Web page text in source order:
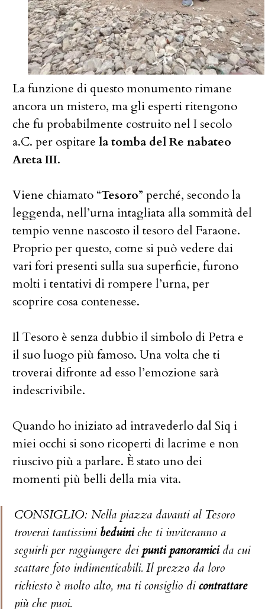
La funzione di questo monumento rimane
ancora un mistero, ma gli esperti ritengono
che fu probabilmente costruito nel I secolo
a.C. per ospitare la tomba del Re nabateo
Areta III.
Viene chiamato “Tesoro” perché, secondo la
leggenda, nell’urna intagliata alla sommità del
tempio venne nascosto il tesoro del Faraone.
Proprio per questo, come si può vedere dai
vari fori presenti sulla sua superficie, furono
molti i tentativi di rompere l’urna, per
scoprire cosa contenesse.
Il Tesoro è senza dubbio il simbolo di Petra e
il suo luogo più famoso. Una volta che ti
troverai difronte ad esso l’emozione sarà
indescrivibile.
Quando ho iniziato ad intravederlo dal Siq i
miei occhi si sono ricoperti di lacrime e non
riuscivo più a parlare. È stato uno dei
momenti più belli della mia vita.
CONSIGLIO: Nella piazza davanti al Tesoro
troverai tantissimi beduiniche ti inviteranno a
seguirli per raggiungere dei punti panoramicida cui
scattare foto indimenticabili. Il prezzo da loro
richiesto è molto alto, ma ti consiglio dicontrattare
più che puoi.